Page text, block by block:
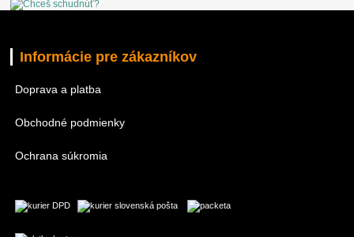
Informácie pre zákazníkov
Doprava a platba
Obchodné podmienky
Ochrana súkromia